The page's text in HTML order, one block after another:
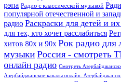
рэпа Радио с классической музыкой
популярной отечественной и
радио Раскраски для детей и
для тех, кто хочет расслабиться
хитов 80х и 90х Рок радио для
музыкиРоссия - смотреть
онлайн радио Смотреть
Азербайджанские каналы онлайн.